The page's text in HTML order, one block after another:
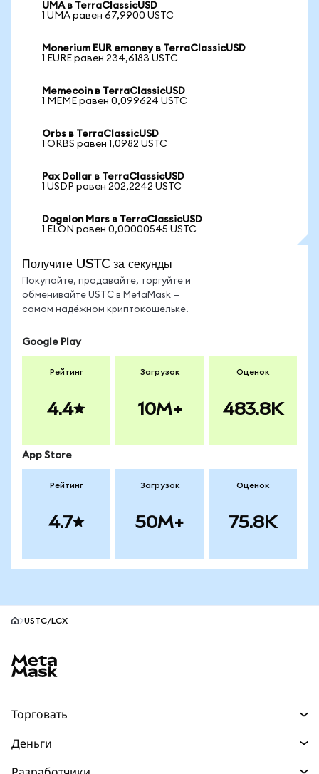
UMA в TerraClassicUSD
1 UMA равен 67,9900 USTC
Monerium EUR emoney в TerraClassicUSD
1 EURE равен 234,6183 USTC
Memecoin в TerraClassicUSD
1 MEME равен 0,099624 USTC
Orbs в TerraClassicUSD
1 ORBS равен 1,0982 USTC
Pax Dollar в TerraClassicUSD
1 USDP равен 202,2242 USTC
Dogelon Mars в TerraClassicUSD
1 ELON равен 0,00000545 USTC
Получите USTC за секунды
Покупайте, продавайте, торгуйте и
обменивайте USTC в MetaMask —
самом надёжном криптокошельке.
Google Play
Рейтинг
4.4
Загрузок
10M+
Оценок
483.8K
App Store
Рейтинг
4.7
Загрузок
50M+
Оценок
75.8K
USTC/LCX
Торговать
Деньги